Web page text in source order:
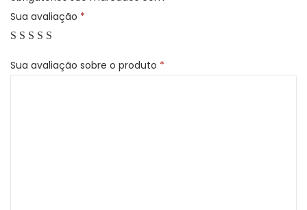
s
i
.
Sua avaliação *
Sua avaliação sobre o produto *